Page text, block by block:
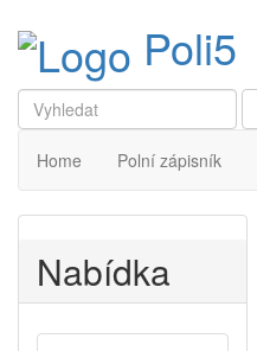
Poli5
Home Polní zápisník
Nabídka